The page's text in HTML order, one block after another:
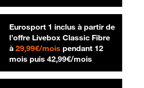
Eurosport 1 inclus à partir de
l’offre Livebox Classic Fibre
à 29,99€/mois29,99 € par mois
pendant 12
mois puis 42,99€/mois42,99 € par